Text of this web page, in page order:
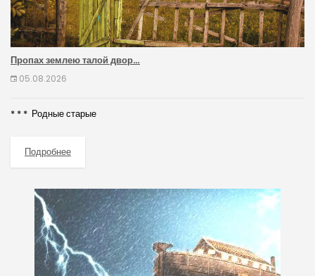
Пропах землею талой двор…
05.08.2026
* * * Родные старые
Подробнее